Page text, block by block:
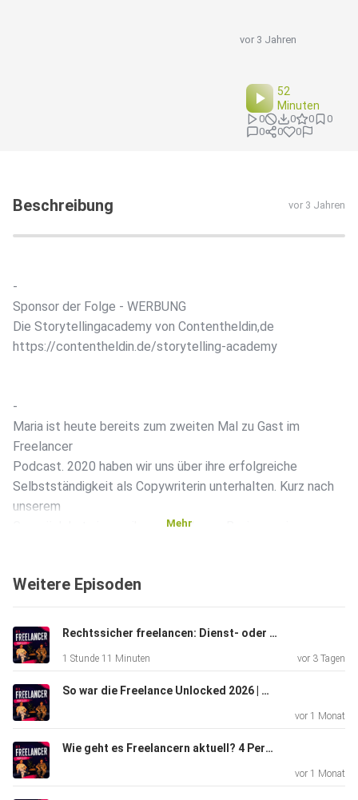
vor 3 Jahren
52
Minuten
0 0 0
0
0
0 0
Beschreibung vor 3 Jahren
-
Sponsor der Folge - WERBUNG
Die Storytellingacademy von Contentheldin,de
https://contentheldin.de/storytelling-academy
-
Maria ist heute bereits zum zweiten Mal zu Gast im
Freelancer
Podcast. 2020 haben wir uns über ihre erfolgreiche
Selbstständigkeit als Copywriterin unterhalten. Kurz nach
unserem
Gespräch hat sie aus ihrem Freelance-Business eine
Mitarbeiter
unserem
Gespräch ging es um die Unterschiede zwischen der
Soloselbstständigkeit und ihrem jetzigen Alltag, remote
Arbeit
und die Zukunft des Copywritings im Hinblick auf K.I.-
Mehr
Weitere Episoden
Rechtssicher freelancen: Dienst- oder Werkvertrag? Vertragsfallen für Freelancer mit Julia Gertz
1 Stunde 11 Minuten vor 3 Tagen
So war die Freelance Unlocked 2026 | Mit Oli, Cihan & Lukas
vor 1 Monat
Wie geht es Freelancern aktuell? 4 Perspektiven | Live von der Freelance Unlocked
vor 1 Monat